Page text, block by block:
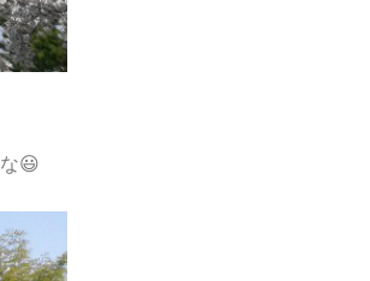
😃